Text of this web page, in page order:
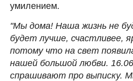
умилением.
"Мы дома! Наша жизнь не
будет лучше, счастливее,
потому что на свет
нашей большой любви.
спрашивают про выписку.